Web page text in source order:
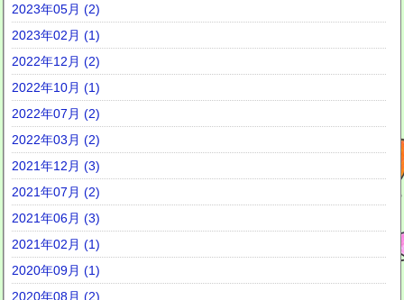
2023年05月 (2)
2023年02月 (1)
2022年12月 (2)
2022年10月 (1)
2022年07月 (2)
2022年03月 (2)
2021年12月 (3)
2021年07月 (2)
2021年06月 (3)
2021年02月 (1)
2020年09月 (1)
2020年08月 (2)